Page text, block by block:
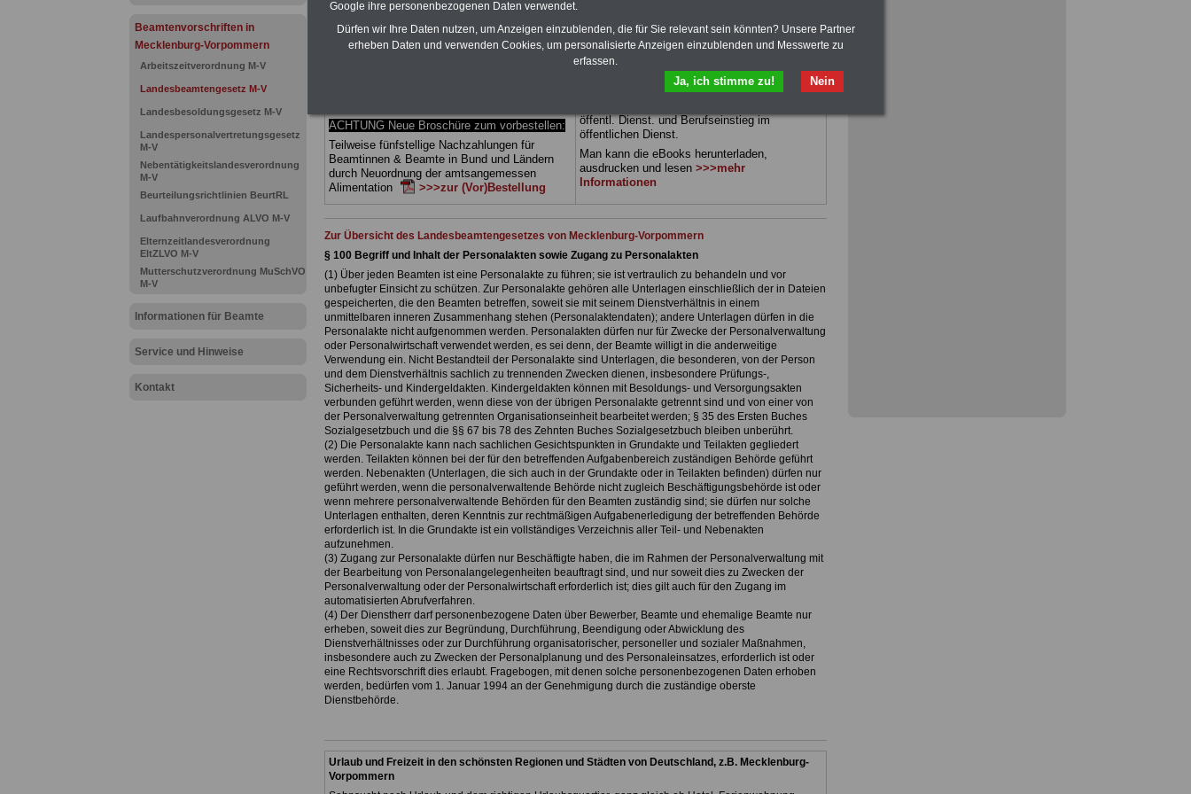
Beamtenvorschriften in
Mecklenburg-Vorpommern
Arbeitszeitverordnung M-V
Landesbeamtengesetz M-V
Landesbesoldungsgesetz M-V
Landespersonalvertretungsgesetz
M-V
Nebentätigkeitslandesverordnung
M-V
Beurteilungsrichtlinien BeurtRL
Laufbahnverordnung ALVO M-V
Elternzeitlandesverordnung
EltZLVO M-V
Mutterschutzverordnung MuSchVO
M-V
Informationen für Beamte
Service und Hinweise
Kontakt
(Bund/Länder) sowie Beihilferecht in Bund und
gegliedert und erläutern auch komplizierte
Sachverhalte verständlich geregelt (auch
ACHTUNG Neue Broschüre zum vorbestellen:
Teilweise fünfstellige Nachzahlungen für
Beamtinnen & Beamte in Bund und Ländern
durch Neuordnung der amtsangemessen
Alimentation
>>>zur (Vor)Bestellung
herunterladen, auch für Beschäftigte - Beamte
und Tarifbeschäftigte - desLandes
Mecklenburg-Vorpommern
Bücher behandeln Beamtenrecht, Besoldung,
Beihilferecht, Beamtenver-sorgungsrecht, Rund
öffentl. Dienst. und Berufseinstieg im
öffentlichen Dienst.
Man kann die eBooks herunterladen,
ausdrucken und lesen >>>mehr
Informationen
Zur Übersicht des Landesbeamtengesetzes von Mecklenburg-Vorpommern
§ 100 Begriff und Inhalt der Personalakten sowie Zugang zu Personalakten
(1) Über jeden Beamten ist eine Personalakte zu führen; sie ist vertraulich zu behandeln und vor
unbefugter Einsicht zu schützen. Zur Personalakte gehören alle Unterlagen einschließlich der in Dateien
gespeicherten, die den Beamten betreffen, soweit sie mit seinem Dienstverhältnis in einem
unmittelbaren inneren Zusammenhang stehen (Personalaktendaten); andere Unterlagen dürfen in die
Personalakte nicht aufgenommen werden. Personalakten dürfen nur für Zwecke der Personalverwaltung
oder Personalwirtschaft verwendet werden, es sei denn, der Beamte willigt in die anderweitige
Verwendung ein. Nicht Bestandteil der Personalakte sind Unterlagen, die besonderen, von der Person
und dem Dienstverhältnis sachlich zu trennenden Zwecken dienen, insbesondere Prüfungs-,
Sicherheits- und Kindergeldakten. Kindergeldakten können mit Besoldungs- und Versorgungsakten
verbunden geführt werden, wenn diese von der übrigen Personalakte getrennt sind und von einer von
der Personalverwaltung getrennten Organisationseinheit bearbeitet werden; § 35 des Ersten Buches
Sozialgesetzbuch und die §§ 67 bis 78 des Zehnten Buches Sozialgesetzbuch bleiben unberührt.
(2) Die Personalakte kann nach sachlichen Gesichtspunkten in Grundakte und Teilakten gegliedert
werden. Teilakten können bei der für den betreffenden Aufgabenbereich zuständigen Behörde geführt
werden. Nebenakten (Unterlagen, die sich auch in der Grundakte oder in Teilakten befinden) dürfen nur
geführt werden, wenn die personalverwaltende Behörde nicht zugleich Beschäftigungsbehörde ist oder
wenn mehrere personalverwaltende Behörden für den Beamten zuständig sind; sie dürfen nur solche
Unterlagen enthalten, deren Kenntnis zur rechtmäßigen Aufgabenerledigung der betreffenden Behörde
erforderlich ist. In die Grundakte ist ein vollständiges Verzeichnis aller Teil- und Nebenakten
aufzunehmen.
(3) Zugang zur Personalakte dürfen nur Beschäftigte haben, die im Rahmen der Personalverwaltung mit
der Bearbeitung von Personalangelegenheiten beauftragt sind, und nur soweit dies zu Zwecken der
Personalverwaltung oder der Personalwirtschaft erforderlich ist; dies gilt auch für den Zugang im
automatisierten Abrufverfahren.
(4) Der Dienstherr darf personenbezogene Daten über Bewerber, Beamte und ehemalige Beamte nur
erheben, soweit dies zur Begründung, Durchführung, Beendigung oder Abwicklung des
Dienstverhältnisses oder zur Durchführung organisatorischer, personeller und sozialer Maßnahmen,
insbesondere auch zu Zwecken der Personalplanung und des Personaleinsatzes, erforderlich ist oder
eine Rechtsvorschrift dies erlaubt. Fragebogen, mit denen solche personenbezogenen Daten erhoben
werden, bedürfen vom 1. Januar 1994 an der Genehmigung durch die zuständige oberste
Dienstbehörde.
Urlaub und Freizeit in den schönsten Regionen und Städten von Deutschland, z.B. Mecklenburg-
Vorpommern
Google ihre personenbezogenen Daten verwendet.
Dürfen wir Ihre Daten nutzen, um Anzeigen einzublenden, die für Sie relevant sein könnten? Unsere Partner
erheben Daten und verwenden Cookies, um personalisierte Anzeigen einzublenden und Messwerte zu
erfassen.
Nein
Ja, ich stimme zu!